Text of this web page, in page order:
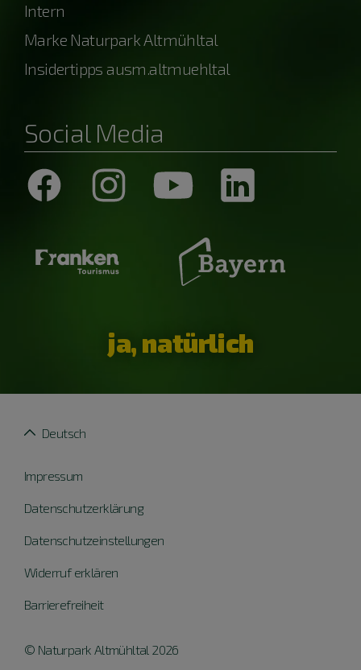
Intern
Marke Naturpark Altmühltal
Insidertipps ausm.altmuehltal
Social Media
ja, natürlich
Impressum
Datenschutzerklärung
Datenschutzeinstellungen
Widerruf erklären
Barrierefreiheit
Deutsch
© Naturpark Altmühltal 2026